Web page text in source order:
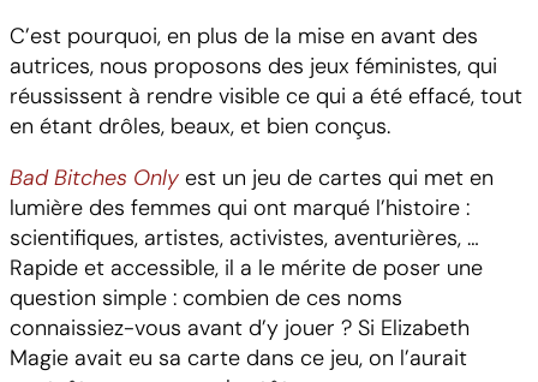
C’est pourquoi, en plus de la mise en avant des
autrices, nous proposons des jeux féministes, qui
réussissent à rendre visible ce qui a été effacé, tout
en étant drôles, beaux, et bien conçus.
Bad Bitches Only est un jeu de cartes qui met en
lumière des femmes qui ont marqué l’histoire :
scientifiques, artistes, activistes, aventurières, …
Rapide et accessible, il a le mérite de poser une
question simple : combien de ces noms
connaissiez-vous avant d’y jouer ? Si Elizabeth
Magie avait eu sa carte dans ce jeu, on l’aurait